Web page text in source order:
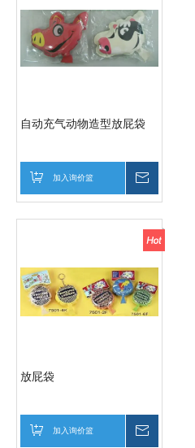
自动充气动物造型放屁袋
加入询价篮
放屁袋
加入询价篮